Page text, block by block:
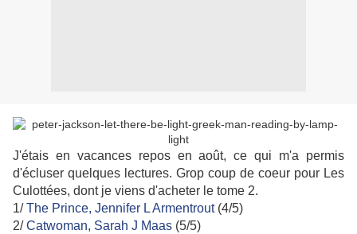
J'étais en vacances repos en août, ce qui m'a permis
d'écluser quelques lectures. Grop coup de coeur pour Les
Culottées, dont je viens d'acheter le tome 2.
1/The Prince, Jennifer L Armentrout(4/5)
2/Catwoman, Sarah J Maas (5/5)